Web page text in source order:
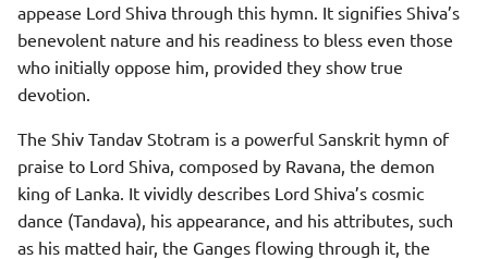
appease Lord Shiva through this hymn. It signifies Shiva’s
benevolent nature and his readiness to bless even those
who initially oppose him, provided they show true
devotion.
The Shiv Tandav Stotram is a powerful Sanskrit hymn of
praise to Lord Shiva, composed by Ravana, the demon
king of Lanka. It vividly describes Lord Shiva’s cosmic
dance (Tandava), his appearance, and his attributes, such
as his matted hair, the Ganges flowing through it, the